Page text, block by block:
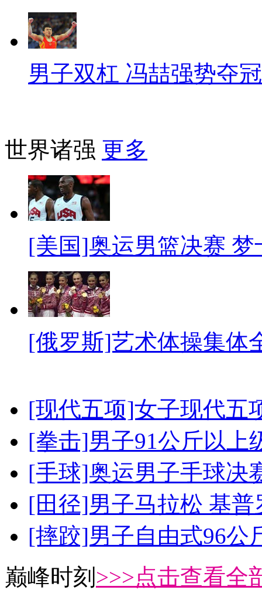
男子双杠 冯喆强势夺冠
世界诸强 更多
[美国]奥运男篮决赛
[俄罗斯]艺术体操集体
[现代五项]女子现代五
[拳击]男子91公斤以上
[手球]奥运男子手球决
[田径]男子马拉松 基
[摔跤]男子自由式96公
巅峰时刻 >>>点击查看全